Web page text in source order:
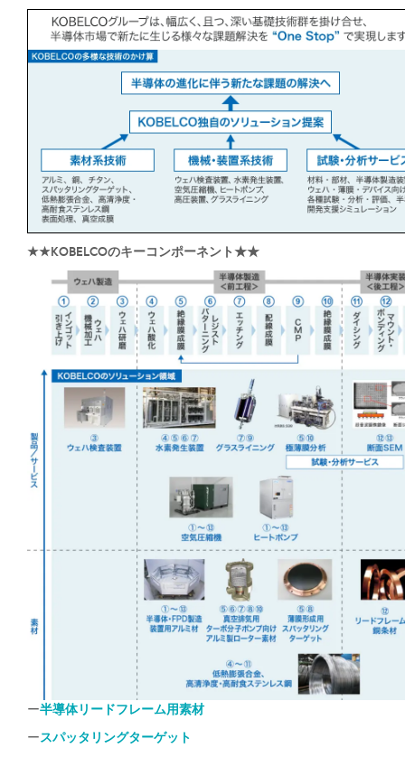
★★KOBELCOのキーコンポーネント★★
ー半導体リードフレーム用素材
ースパッタリングターゲット